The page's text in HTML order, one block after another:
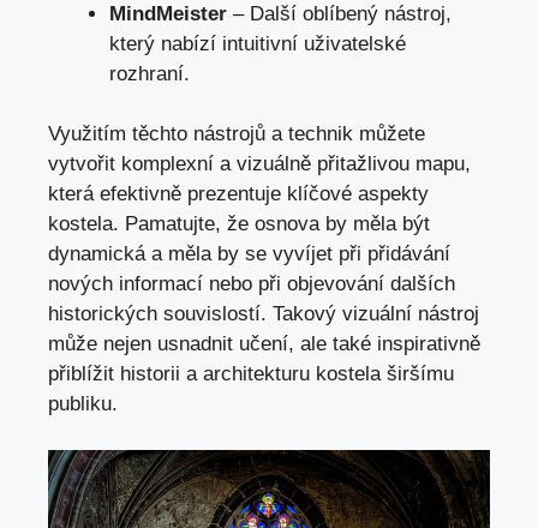
MindMeister – Další oblíbený nástroj,
který nabízí ‍intuitivní uživatelské
rozhraní.
Využitím‍ těchto ‍nástrojů a​ technik můžete
vytvořit komplexní a vizuálně přitažlivou mapu,
‌která efektivně ⁢prezentuje klíčové aspekty​
kostela. Pamatujte, že osnova by‍ měla být
dynamická‌ a měla⁤ by ⁢se⁣ vyvíjet při přidávání
nových informací nebo při objevování dalších
historických ‌souvislostí. Takový vizuální nástroj
⁣může nejen ⁤usnadnit učení, ale také inspirativně
⁣přiblížit ‍historii a architekturu kostela širšímu
publiku.